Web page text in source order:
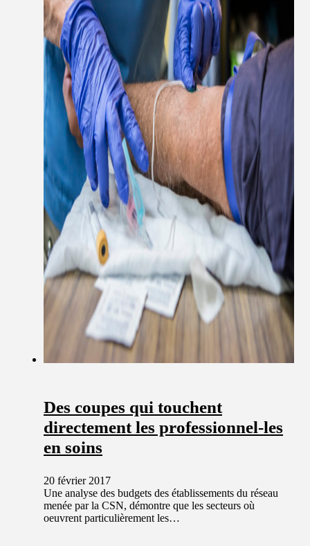
Des coupes qui touchent
directement les professionnel-les
en soins
20 février 2017
Une analyse des budgets des établissements du réseau
menée par la CSN, démontre que les secteurs où
oeuvrent particulièrement les…